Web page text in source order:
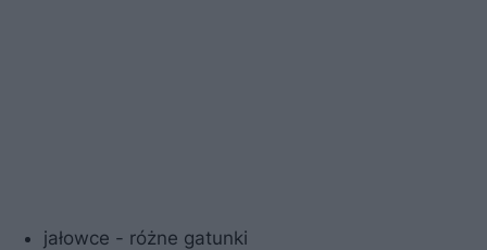
jałowce - różne gatunki